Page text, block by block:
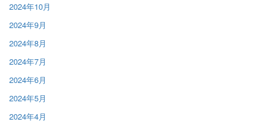
2024年10月
2024年9月
2024年8月
2024年7月
2024年6月
2024年5月
2024年4月